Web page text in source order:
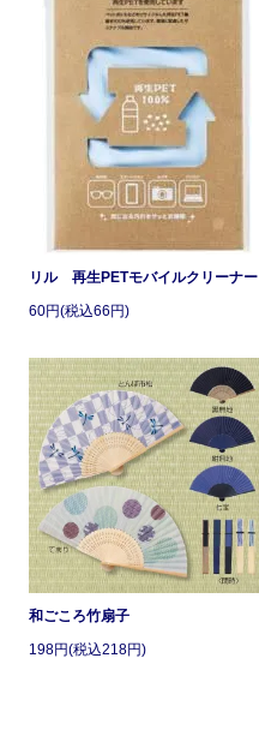
リル 再生PETモバイルクリーナー
60円(税込66円)
和ごころ竹扇子
198円(税込218円)